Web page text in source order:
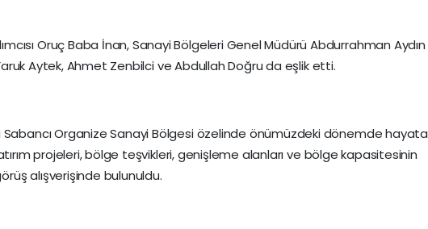
Oruç Baba İnan, Sanayi Bölgeleri Genel Müdürü Abdurrahman Aydın
Aytek, Ahmet Zenbilci ve Abdullah Doğru da eşlik etti.
Sabancı Organize Sanayi Bölgesi özelinde önümüzdeki dönemde hayata
projeleri, bölge teşvikleri, genişleme alanları ve bölge kapasitesinin
alışverişinde bulunuldu.